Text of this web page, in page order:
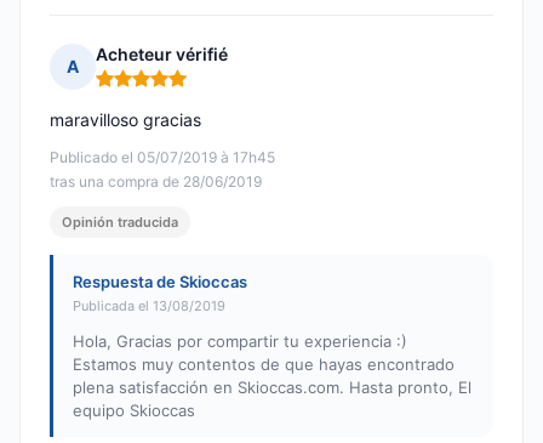
A
Acheteur vérifié
Nota: 5 de 5
Publicado el 05/07/2019 à 17h45
tras una compra de 28/06/2019
maravilloso gracias
Opinión traducida
Respuesta de Skioccas
Publicada el 13/08/2019
Hola, Gracias por compartir tu experiencia :)
Estamos muy contentos de que hayas encontrado
plena satisfacción en Skioccas.com. Hasta pronto, El
equipo Skioccas